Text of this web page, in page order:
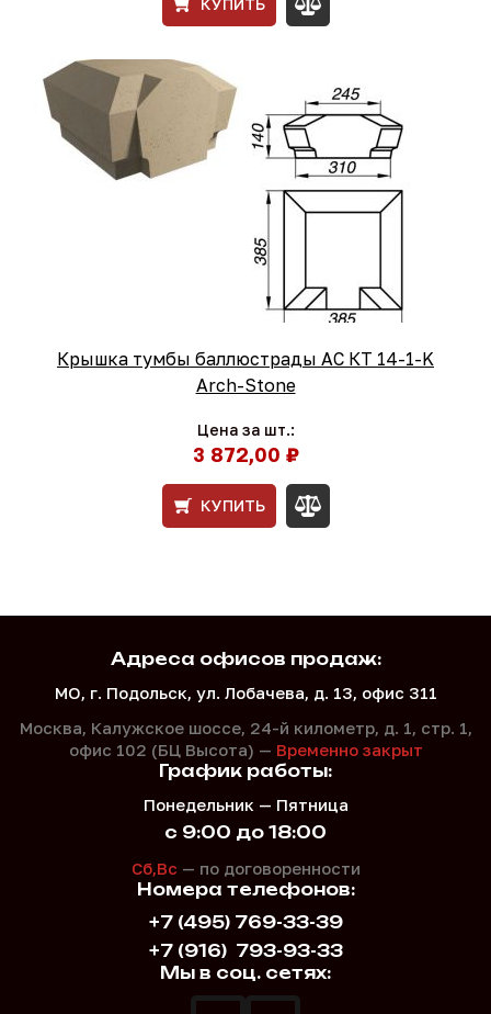
Крышка тумбы баллюстрады АС КТ 14-1-K
Arch-Stone
Цена за шт.:
3 872,00 ₽
КУПИТЬ
Адреса офисов продаж:
МО, г. Подольск, ул. Лобачева, д. 13, офис 311
Москва, Калужское шоссе, 24-й километр, д. 1, стр. 1,
офис 102 (БЦ Высота) — Временно закрыт
Номера телефонов:
+7 (495) 769-33-39
+7 (916) 793-93-33
График работы:
Понедельник — Пятница
с 9:00 до 18:00
Сб,Вс — по договоренности
Мы в соц. сетях: